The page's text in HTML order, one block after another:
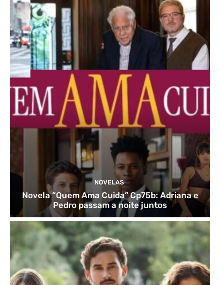
NOVELAS
Novela “Quem Ama Cuida” Cp75b: Adriana e
Pedro passam a noite juntos